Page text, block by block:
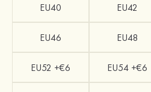
EU40 EU42
EU46 EU48
EU52 +€6 EU54 +€6